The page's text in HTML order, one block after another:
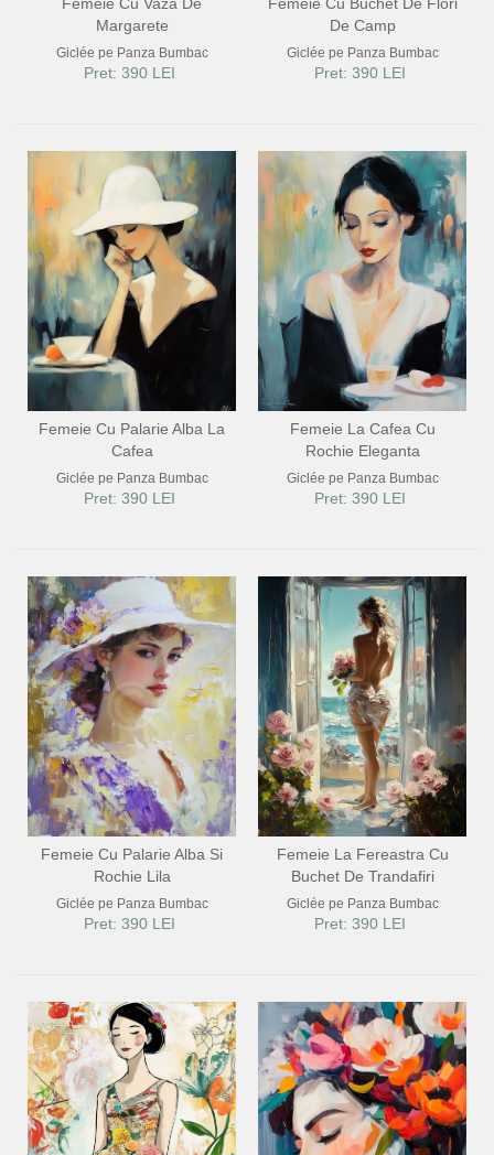
Margarete
Giclée pe Panza Bumbac
Pret: 390 LEI
De Camp
Giclée pe Panza Bumbac
Pret: 390 LEI
Femeie Cu Palarie Alba La
Cafea
Giclée pe Panza Bumbac
Pret: 390 LEI
Femeie La Cafea Cu
Rochie Eleganta
Giclée pe Panza Bumbac
Pret: 390 LEI
Femeie Cu Palarie Alba Si
Rochie Lila
Giclée pe Panza Bumbac
Pret: 390 LEI
Femeie La Fereastra Cu
Buchet De Trandafiri
Giclée pe Panza Bumbac
Pret: 390 LEI